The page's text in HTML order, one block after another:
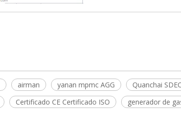
airman yanan mpmc AGG
Quanchai
Certificado CE Certificado ISO generador de